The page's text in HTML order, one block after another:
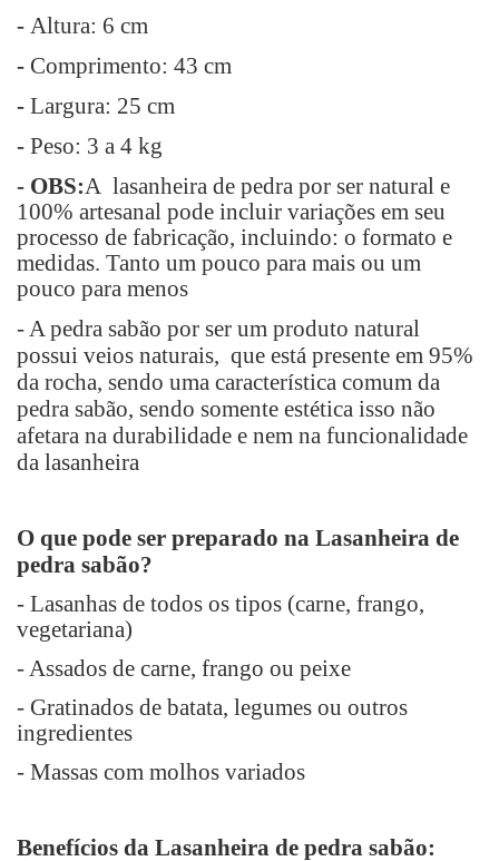
- Altura: 6 cm
- Comprimento: 43 cm
- Largura: 25 cm
- Peso: 3 a 4 kg
- OBS:A lasanheira de pedra por ser natural e
100% artesanal pode incluir variações em seu
processo de fabricação, incluindo: o formato e
medidas. Tanto um pouco para mais ou um
pouco para menos
- A pedra sabão por ser um produto natural
possui veios naturais, que está presente em 95%
da rocha, sendo uma característica comum da
pedra sabão, sendo somente estética isso não
afetara na durabilidade e nem na funcionalidade
da lasanheira
O que pode ser preparado na Lasanheira de
pedra sabão?
- Lasanhas de todos os tipos (carne, frango,
vegetariana)
- Assados de carne, frango ou peixe
- Gratinados de batata, legumes ou outros
ingredientes
- Massas com molhos variados
Benefícios da Lasanheira de pedra sabão: